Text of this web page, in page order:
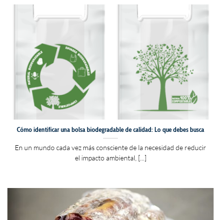
Cómo identificar una bolsa biodegradable de calidad: Lo que debes busca
En un mundo cada vez más consciente de la necesidad de reducir
el impacto ambiental, [...]